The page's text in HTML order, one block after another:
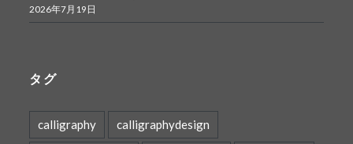
2026年7月19日
タグ
calligraphy calligraphydesign